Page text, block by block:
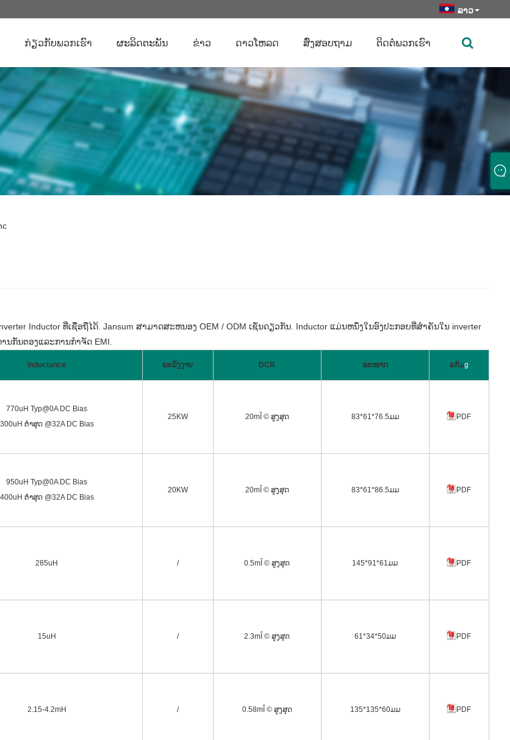
ລາວ
ກ່ຽວ​ກັບ​ພວກ​ເຮົາ ຜະລິດຕະພັນ ຂ່າວ ດາວໂຫລດ ສົ່ງສອບຖາມ ຕິດ​ຕໍ່​ພວກ​ເຮົາ
Inductor ທີ່ເຊື່ອຖືໄດ້. Jansum ສາມາດສະຫນອງ OEM / ODM ເຊັ່ນດຽວກັນ. Inductor ແມ່ນຫນຶ່ງໃນອົງປະກອບທີ່ສໍາຄັນໃນ inverter
ນກັ່ນຕອງແລະການກໍາຈັດ EMI.
inductance ພະລັງງານ DCR ຂະໜາດ ແຕ້ມg
770uH Typ@0A DC Bias
300uH ຕ່ຳສຸດ @32A DC Bias
25KW 20mÎ © ສູງສຸດ 83*61*76.5ມມ PDF
950uH Typ@0A DC Bias
400uH ຕ່ຳສຸດ @32A DC Bias
20KW 20mÎ © ສູງສຸດ 83*61*86.5ມມ PDF
285uH / 0.5mÎ © ສູງສຸດ 145*91*61ມມ PDF
15uH / 2.3mÎ © ສູງສຸດ 61*34*50ມມ PDF
2.15-4.2mH / 0.58mÎ © ສູງສຸດ 135*135*60ມມ PDF